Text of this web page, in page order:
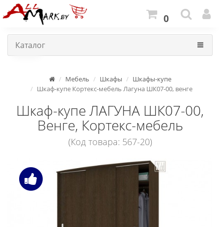
0
Каталог
Мебель Шкафы
Шкафы-купе
Шкаф-купе Кортекс-мебель Лагуна ШК07-00, венге
Шкаф-купе ЛАГУНА ШК07-00,
Венге, Кортекс-мебель
(Код товара: 567-20)